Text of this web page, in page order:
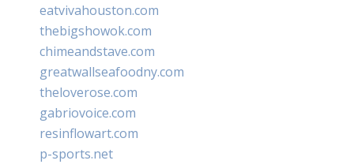
eatvivahouston.com
thebigshowok.com
chimeandstave.com
greatwallseafoodny.com
theloverose.com
gabriovoice.com
resinflowart.com
p-sports.net